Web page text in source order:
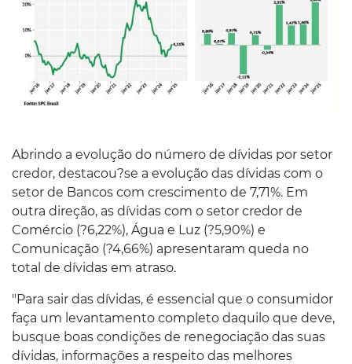
Abrindo a evolução do número de dívidas por setor
credor, destacou?se a evolução das dívidas com o
setor de Bancos com crescimento de 7,71%. Em
outra direção, as dívidas com o setor credor de
Comércio (?6,22%), Água e Luz (?5,90%) e
Comunicação (?4,66%) apresentaram queda no
total de dívidas em atraso.
"Para sair das dívidas, é essencial que o consumidor
faça um levantamento completo daquilo que deve,
busque boas condições de renegociação das suas
dívidas, informações a respeito das melhores